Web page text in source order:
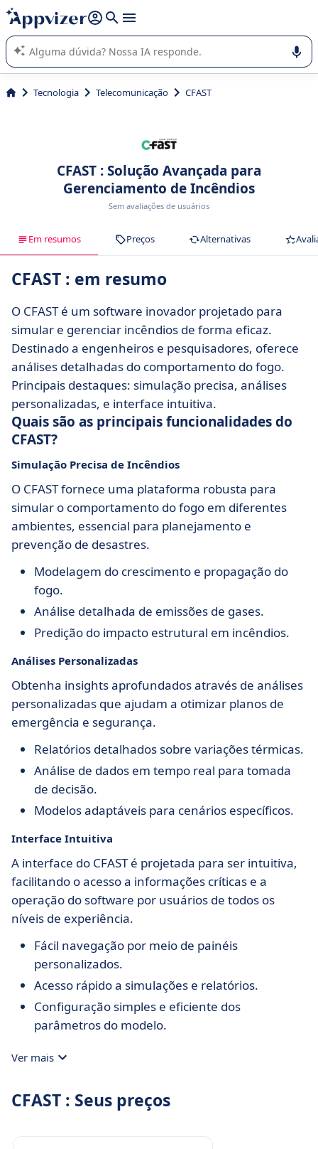
de nossa IA (várias linhas com
A IA do Appvizer o orienta no uso ou na seleção de software
SaaS para sua empresa.
Tecnologia Telecomunicação CFAST
CFAST : Solução Avançada para
Gerenciamento de Incêndios
Sem avaliações de usuários
Em resumos Preços Alternativas
CFAST : em resumo
O CFAST é um software inovador projetado para
simular e gerenciar incêndios de forma eficaz.
Destinado a engenheiros e pesquisadores, oferece
análises detalhadas do comportamento do fogo.
Principais destaques: simulação precisa, análises
personalizadas, e interface intuitiva.
Quais são as principais funcionalidades do
CFAST?
Simulação Precisa de Incêndios
O CFAST fornece uma plataforma robusta para
simular o comportamento do fogo em diferentes
ambientes, essencial para planejamento e
prevenção de desastres.
Modelagem do crescimento e propagação do
fogo.
Análise detalhada de emissões de gases.
Predição do impacto estrutural em incêndios.
Análises Personalizadas
Obtenha insights aprofundados através de análises
personalizadas que ajudam a otimizar planos de
emergência e segurança.
Relatórios detalhados sobre variações térmicas.
Análise de dados em tempo real para tomada
de decisão.
Modelos adaptáveis para cenários específicos.
Interface Intuitiva
A interface do CFAST é projetada para ser intuitiva,
facilitando o acesso a informações críticas e a
operação do software por usuários de todos os
níveis de experiência.
Fácil navegação por meio de painéis
personalizados.
Acesso rápido a simulações e relatórios.
Configuração simples e eficiente dos
parâmetros do modelo.
Ver mais
CFAST : Seus preços